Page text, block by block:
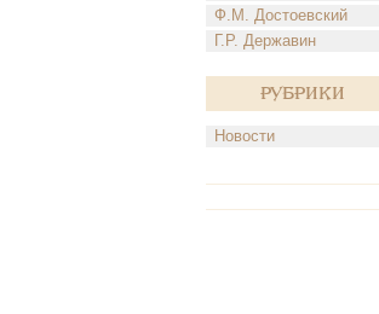
Ф.М. Достоевский
Г.Р. Державин
Рубрики
Новости